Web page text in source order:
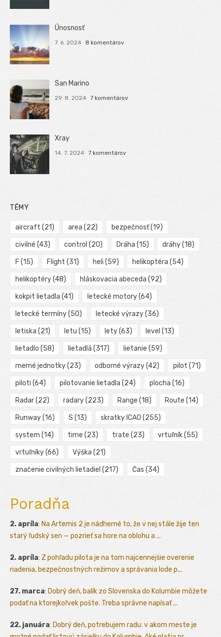
Únosnosť
7. 6. 2024 8 komentárov
San Marino
29. 8. 2024 7 komentárov
Xray
14. 7. 2024 7 komentárov
TÉMY
aircraft (21) area (22) bezpečnosť(19)
civilné (43) control (20) Dráha (15) dráhy(18)
F (15) Flight (31) heli (59) helikoptéra (54)
helikoptéry(48) hláskovacia abeceda (92)
kokpit lietadla (41) letecké motory(64)
letecké termíny(50) letecké výrazy(36)
letiska (21) letu (15) lety(63) level (13)
lietadlo (58) lietadlá (317) lietanie (59)
merné jednotky(23) odborné výrazy(42) pilot (71)
piloti (64) pilotovanie lietadla (24) plocha (16)
Radar(22) radary(223) Range (18) Route (14)
Runway(16) S (13) skratky ICAO (255)
system (14) time (23) trate (23) vrtuľník(55)
vrtuľníky(66) Výška (21)
značenie civilných lietadiel (217) Čas (34)
Poradňa
2. apríla: Na Artemis 2 je nádherné to, že v nej stále žije ten
starý ľudský sen — pozrieť sa hore na oblohu a ...
2. apríla: Z pohľadu pilota je na tom najcennejšie overenie
riadenia, bezpečnostných režimov a správania lode p...
27. marca: Dobrý deň, balík zo Slovenska do Kolumbie môžete
podať na ktorejkoľvek pošte. Treba správne napísať ...
22. januára: Dobrý deň, potrebujem radu: v akom meste je